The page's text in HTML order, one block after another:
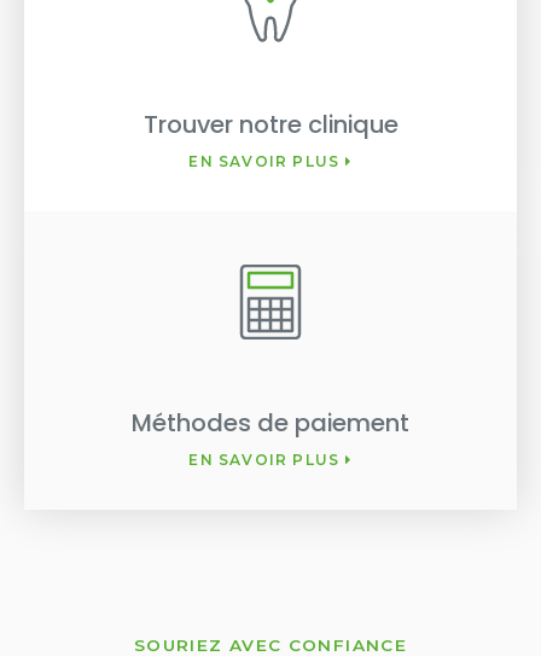
Trouver notre clinique
EN SAVOIR PLUS
Méthodes de paiement
EN SAVOIR PLUS
SOURIEZ AVEC CONFIANCE